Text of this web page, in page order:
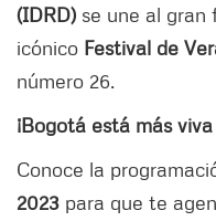
(IDRD) se une al gran
icónico Festival de
número 26.
¡Bogotá está más
Conoce la
2023 para que te